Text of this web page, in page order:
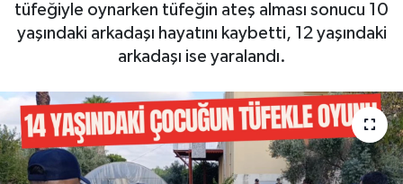
tüfeğiyle oynarken tüfeğin ateş alması sonucu 10
yaşındaki arkadaşı hayatını kaybetti, 12 yaşındaki
arkadaşı ise yaralandı.